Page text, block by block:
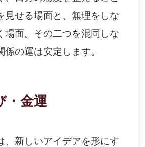
見せる場面と、無理をしな
場面。その二つを混同しな
係の運は安定します。
・金運
、新しいアイデアを形にす